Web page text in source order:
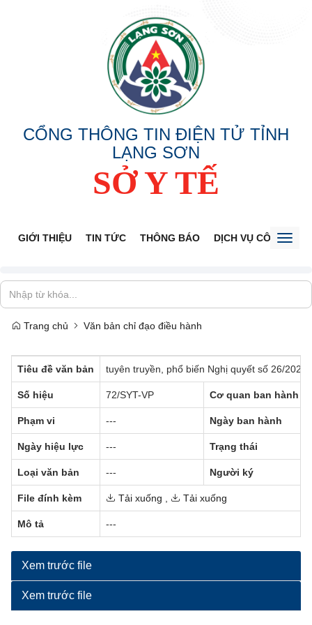
CỔNG THÔNG TIN ĐIỆN TỬ TỈNH
LẠNG SƠN
SỞ Y TẾ
GIỚI THIỆU TIN TỨC THÔNG BÁO DỊCH VỤ CÔNG
Trang chủ Văn bản chỉ đạo điều hành
Tiêu đề văn bản tuyên truyền, phổ biến Nghị quyết số 26/
Số hiệu 72/SYT-VP Cơ quan ban hành
Phạm vi --- Ngày ban hành
Ngày hiệu lực --- Trạng thái
Loại văn bản --- Người ký
File đính kèm Tải xuống Tải xuống
Mô tả ---
Xem trước file
Xem trước file